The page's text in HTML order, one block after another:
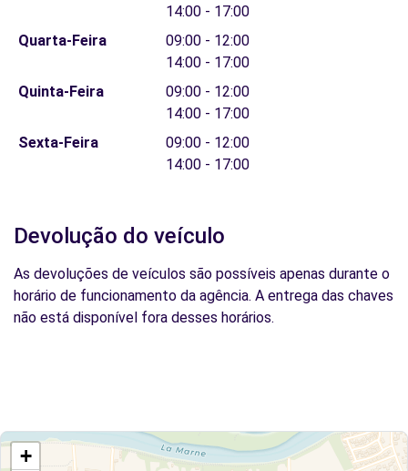
14:00 - 17:00
Quarta-Feira
09:00 - 12:00
14:00 - 17:00
Quinta-Feira
09:00 - 12:00
14:00 - 17:00
Sexta-Feira
09:00 - 12:00
14:00 - 17:00
Devolução do veículo
As devoluções de veículos são possíveis apenas durante o
horário de funcionamento da agência. A entrega das chaves
não está disponível fora desses horários.
+